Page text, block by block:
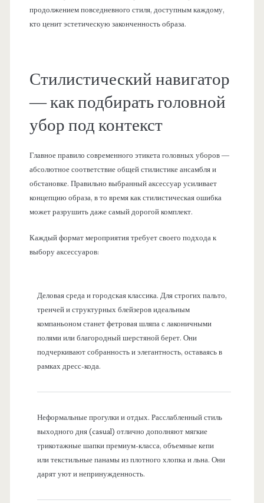
продолжением повседневного стиля, доступным каждому,
кто ценит эстетическую законченность образа.
Стилистический навигатор
— как подбирать головной
убор под контекст
Главное правило современного этикета головных уборов —
абсолютное соответствие общей стилистике ансамбля и
обстановке. Правильно выбранный аксессуар усиливает
концепцию образа, в то время как стилистическая ошибка
может разрушить даже самый дорогой комплект.
Каждый формат мероприятия требует своего подхода к
выбору аксессуаров:
Деловая среда и городская классика. Для строгих пальто,
тренчей и структурных блейзеров идеальным
компаньоном станет фетровая шляпа с лаконичными
полями или благородный шерстяной берет. Они
подчеркивают собранность и элегантность, оставаясь в
рамках дресс-кода.
Неформальные прогулки и отдых. Расслабленный стиль
выходного дня (casual) отлично дополняют мягкие
трикотажные шапки премиум-класса, объемные кепи
или текстильные панамы из плотного хлопка и льна. Они
дарят уют и непринужденность.